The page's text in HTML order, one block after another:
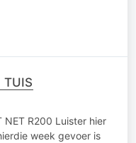
TUIS
NET R200 Luister hier
week gevoer is